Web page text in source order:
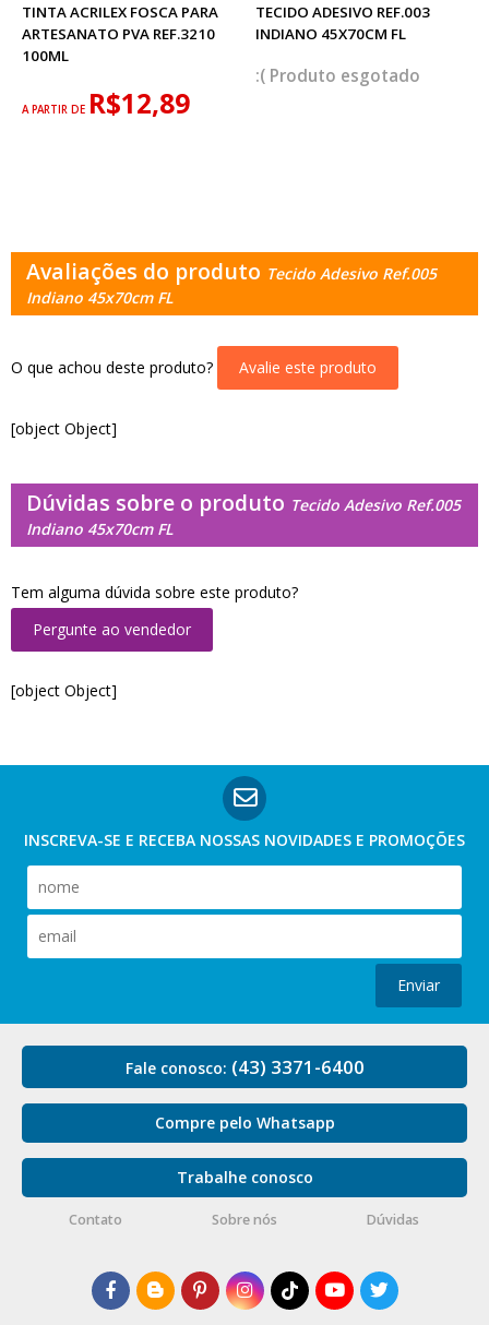
TINTA ACRILEX FOSCA PARA
ARTESANATO PVA REF.3210
100ML
A PARTIR DE R$12,89
TECIDO ADESIVO REF.003
INDIANO 45X70CM FL
esgotado
Avaliações do produto Tecido Adesivo Ref.005
Indiano 45x70cm FL
O que achou deste produto? Avalie este produto
[object Object]
Dúvidas sobre o produto Tecido Adesivo Ref.005
Indiano 45x70cm FL
Tem alguma dúvida sobre este produto?
Pergunte ao vendedor
[object Object]
INSCREVA-SE E RECEBA NOSSAS NOVIDADES E PROMOÇÕES
Enviar
Fale conosco: (43) 3371-6400
Compre pelo Whatsapp
Trabalhe conosco
Contato Sobre nós Dúvidas